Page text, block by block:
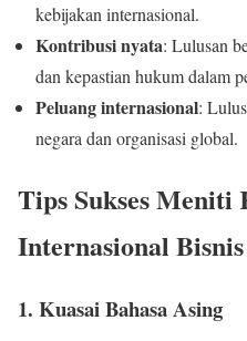
kebijakan internasional.
Kontribusi nyata: Lulusan
dan kepastian hukum dalam
Peluang internasional:
negara dan organisasi global.
Tips Sukses
Internasional Bisnis
1. Kuasai Bahasa Asing